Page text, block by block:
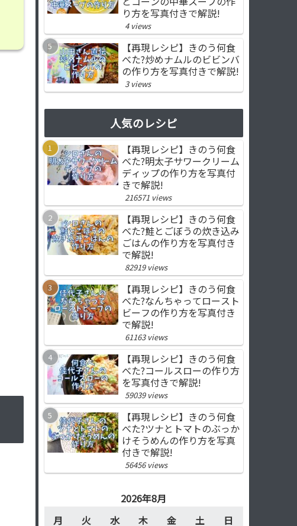
り方を写真付きで解説!
4 views
【再現レシピ】きのう何食
べた?炒めナムルのビビンバ
の作り方を写真付きで解説!
3 views
人気のレシピ
【再現レシピ】きのう何食
べた?明太子サワークリーム
ディップの作り方を写真付
きで解説!
216571 views
【再現レシピ】きのう何食
べた?鮭とごぼうの炊き込み
ごはんの作り方を写真付き
で解説!
82919 views
【再現レシピ】きのう何食
べた?なんちゃってロースト
ビーフの作り方を写真付き
で解説!
61163 views
【再現レシピ】きのう何食
べた?コールスローの作り方
を写真付きで解説!
59039 views
【再現レシピ】きのう何食
べた?ツナとトマトのぶっか
けそうめんの作り方を写真
付きで解説!
56456 views
2026年8月
月
火 水 木 金 土 日